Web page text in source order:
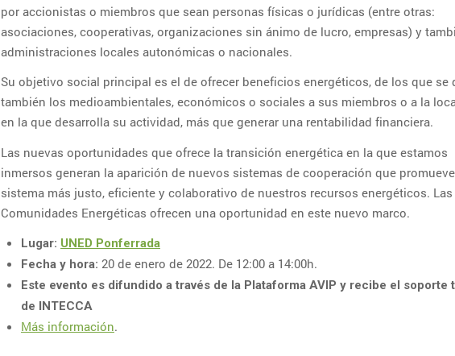
por accionistas o miembros que sean personas físicas o jurídicas (entre otras:
asociaciones, cooperativas, organizaciones sin ánimo de lucro, empresas) y
administraciones locales autonómicas o nacionales.
Su objetivo social principal es el de ofrecer beneficios energéticos, de los que se
también los medioambientales, económicos o sociales a sus miembros o a la
en la que desarrolla su actividad, más que generar una rentabilidad financiera.
Las nuevas oportunidades que ofrece la transición energética en la que estamos
inmersos generan la aparición de nuevos sistemas de cooperación que
sistema más justo, eficiente y colaborativo de nuestros recursos energéticos. Las
Comunidades Energéticas ofrecen una oportunidad en este nuevo marco.
Lugar: UNED Ponferrada
Fecha y hora: 20 de enero de 2022. De 12:00 a 14:00h.
Este evento es difundido a través de la Plataforma AVIP y recibe el soporte
de INTECCA
Más información.